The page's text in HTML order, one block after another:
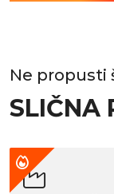
Ne propusti
SLIČNA